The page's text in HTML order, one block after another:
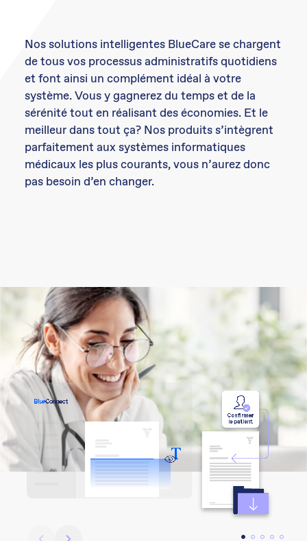
Nos solutions intelligentes BlueCare se chargent
de tous vos processus administratifs quotidiens
et font ainsi un complément idéal à votre
système. Vous y gagnerez du temps et de la
sérénité tout en réalisant des économies. Et le
meilleur dans tout ça? Nos produits s’intègrent
parfaitement aux systèmes informatiques
médicaux les plus courants, vous n’aurez donc
pas besoin d’en changer.